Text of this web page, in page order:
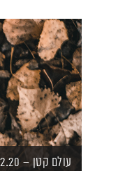
עולם קטן – 17.2.20